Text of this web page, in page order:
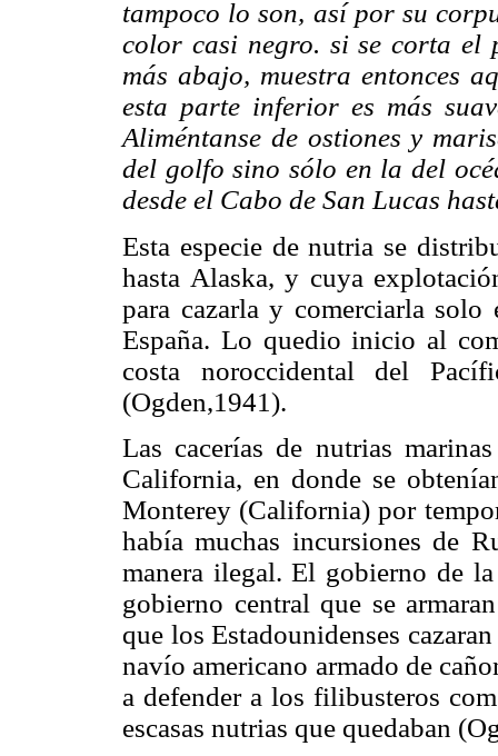
tampoco lo son, así por su
color casi negro. si se corta
más abajo, muestra entonces
esta parte inferior es más
Aliméntanse de ostiones y
del golfo sino sólo en la del
desde el Cabo de San Lucas
Esta especie de nutria se
hasta Alaska, y cuya
para cazarla y comerciarla
España. Lo quedio inicio al
costa noroccidental del
(Ogden,1941).
Las cacerías de nutrias
California, en donde se
Monterey (California) por
había muchas incursiones de
manera ilegal. El gobierno de
gobierno central que se
que los Estadounidenses
navío americano armado de
a defender a los filibusteros
escasas nutrias que quedaban